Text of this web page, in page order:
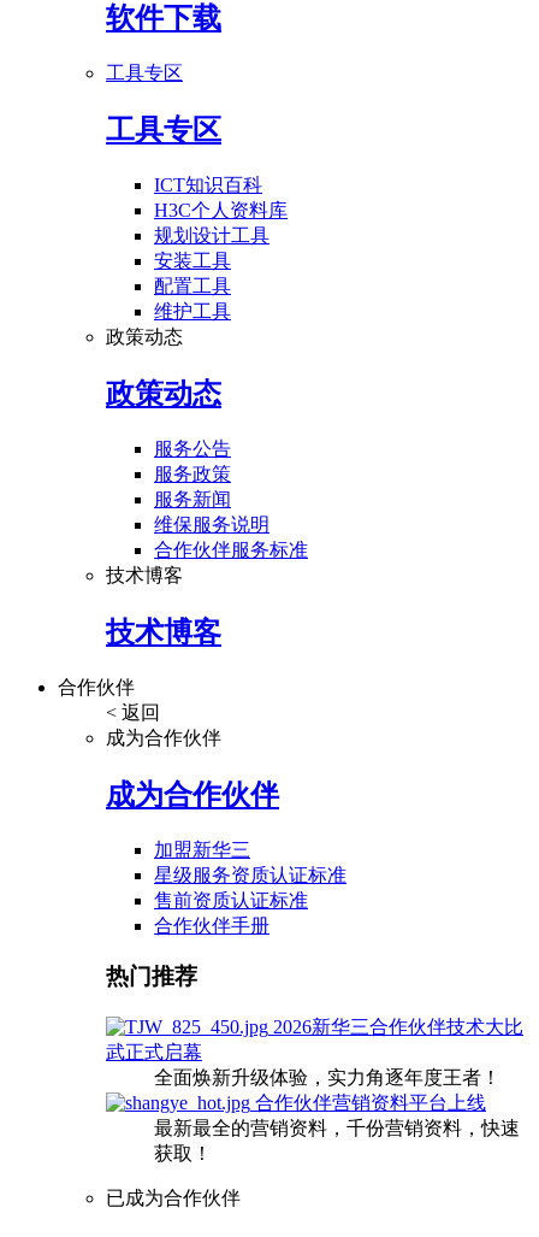
软件下载
工具专区
工具专区
ICT知识百科
H3C个人资料库
规划设计工具
安装工具
配置工具
维护工具
政策动态
政策动态
服务公告
服务政策
服务新闻
维保服务说明
合作伙伴服务标准
技术博客
技术博客
合作伙伴
< 返回
成为合作伙伴
成为合作伙伴
加盟新华三
星级服务资质认证标准
售前资质认证标准
合作伙伴手册
热门推荐
2026新华三合作伙伴技术大比
武正式启幕
全面焕新升级体验，实力角逐年度王者！
合作伙伴营销资料平台上线
最新最全的营销资料，千份营销资料，快速
获取！
已成为合作伙伴